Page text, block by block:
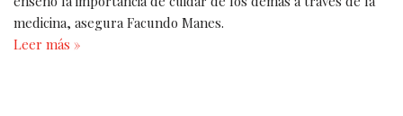
medicina, asegura Facundo Manes.
Leer más »